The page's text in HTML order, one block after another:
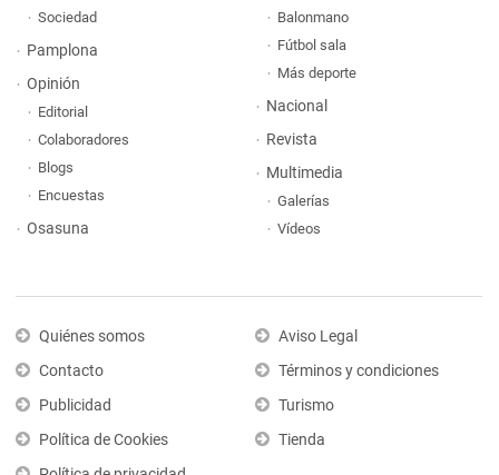
Sociedad
Pamplona
Opinión
Editorial
Colaboradores
Blogs
Encuestas
Osasuna
Balonmano
Fútbol sala
Más deporte
Nacional
Revista
Multimedia
Galerías
Vídeos
Quiénes somos
Contacto
Publicidad
Política de Cookies
Aviso Legal
Términos y condiciones
Turismo
Tienda